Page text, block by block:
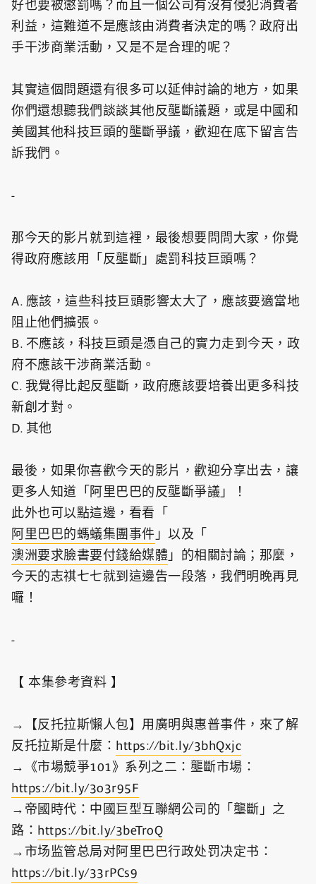
好也要被懲罰嗎？而且一個公司有沒有侵犯消費者
利益，這難道不是應該由消費者決定的嗎？政府出
手干涉商業活動，又是不是合理的呢？
其實這個問題還有很多可以延伸討論的地方，如果
你們還想聽我們談談其他反壟斷議題，或是中國和
美國其他科技巨頭的壟斷爭議，歡迎在底下留言告
訴我們。
-
那今天的影片就到這裡，最後想要問問大家，你覺
得政府應該用「反壟斷」處罰科技巨頭嗎？
A. 應該，這些科技巨頭影響太大了，應該要適當地
阻止他們擴張。
B. 不應該，科技巨頭是憑自己的實力走到今天，政
府不應該干涉商業活動。
C. 我覺得比起反壟斷，政府應該要培養出更多科技
新創才對。
D. 其他
最後，如果你喜歡今天的影片，歡迎分享出去，讓
更多人知道「阿里巴巴的反壟斷爭議」！
此外也可以點這邊，看看「
阿里巴巴的螞蟻集團事件 」以及「
澳洲要求臉書要付錢給媒體 」的相關討論；那麼，
今天的志祺七七就到這邊告一段落，我們明晚再見
囉！
-
【 本集參考資料 】
→【反托拉斯懶人包】用廣明與惠普事件，來了解
反托拉斯是什麼： https://bit.ly/3bhQxjc
→《市場競爭101》系列之二：壟斷市場：
https://bit.ly/3o3r95F
→帝國時代：中國巨型互聯網公司的「壟斷」之
路： https://bit.ly/3beTroQ
→市场监管总局对阿里巴巴行政处罚决定书：
https://bit.ly/33rPCs9